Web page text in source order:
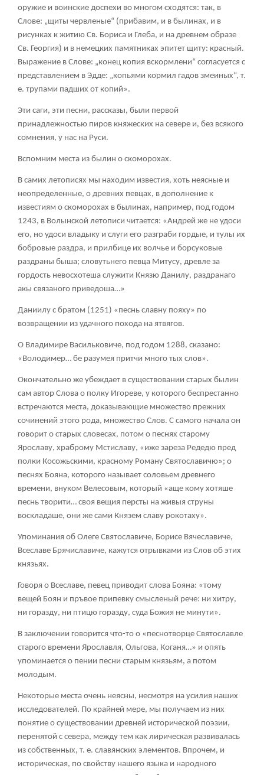
оружие и воинские доспехи во многом сходятся: так, в
Слове: „щиты червленые“ (прибавим, и в былинах, и в
рисунках к житию Св. Бориса и Глеба, и на древнем образе
Св. Георгия) и в немецких памятниках эпитет щиту: красный.
Выражение в Слове: „конец копия вскормлени“ согласуется с
представлением в Эдде: „копьями кормил гадов змеиных“, т.
е. трупами падших от копий».
Эти саги, эти песни, рассказы, были первой
принадлежностью пиров княжеских на севере и, без всякого
сомнения, у нас на Руси.
Вспомним места из былин о скоморохах.
В самих летописях мы находим известия, хоть неясные и
неопределенные, о древних певцах, в дополнение к
известиям о скоморохах в былинах, например, под годом
1243, в Волынской летописи читается: «Андрей же не удоси
его, но удоси владыку и слуги его разграби гордые, и тулы их
бобровые раздра, и прилбице их волчье и борсуковые
раздраны быша; словутьнего певца Митусу, древле за
гордость невосхотеша служити Князю Данилу, раздранаго
акы связаного приведоша…»
Даниилу с братом (1251) «песнь славну пояху» по
возвращении из удачного похода на ятвягов.
О Владимире Васильковиче, под годом 1288, сказано:
«Володимер… бе разумея притчи много тых слов».
Окончательно же убеждает в существовании старых былин
сам автор Слова о полку Игореве, у которого беспрестанно
встречаются места, доказывающие множество прежних
сочинений этого рода, множество Слов. С самого начала он
говорит о старых словесах, потом о песнях старому
Ярославу, храброму Мстиславу, «иже зареза Редедю пред
полки Косожьскими, красному Роману Святославичю»; о
песнях Бояна, которого называет соловьем древнего
времени, внуком Велесовым, который «аще кому хотяше
песнь творити… своя вещия персты на живыя струны
воскладаше, они же сами Князем славу рокотаху».
Упоминания об Олеге Святославиче, Борисе Вячеславиче,
Всеславе Брячиславиче, кажутся отрывками из Слов об этих
князьях.
Говоря о Всеславе, певец приводит слова Бояна: «тому
вещей Боян и пръвое припевку смысленый рече: ни хитру,
ни горазду, ни птицю горазду, суда Божия не минути».
В заключении говорится что-то о «песнотворце Святославле
старого времени Ярославля, Ольгова, Коганя…» и опять
упоминается о пении песни старым князьям, а потом
молодым.
Некоторые места очень неясны, несмотря на усилия наших
исследователей. По крайней мере, мы получаем из них
понятие о существовании древней исторической поэзии,
перенятой с севера, между тем как лирическая развивалась
из собственных, т. е. славянских элементов. Впрочем, и
историческая, по свойству нашего языка и народного